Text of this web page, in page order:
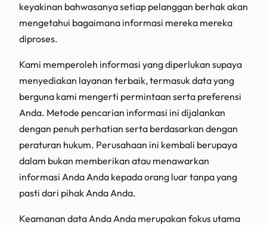
keyakinan bahwasanya setiap pelanggan berhak akan
mengetahui bagaimana informasi mereka mereka
diproses.
Kami memperoleh informasi yang diperlukan supaya
menyediakan layanan terbaik, termasuk data yang
berguna kami mengerti permintaan serta preferensi
Anda. Metode pencarian informasi ini dijalankan
dengan penuh perhatian serta berdasarkan dengan
peraturan hukum. Perusahaan ini kembali berupaya
dalam bukan memberikan atau menawarkan
informasi Anda Anda kepada orang luar tanpa yang
pasti dari pihak Anda Anda.
Keamanan data Anda Anda merupakan fokus utama